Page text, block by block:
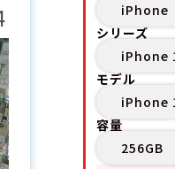
シリーズ
モデル
容量